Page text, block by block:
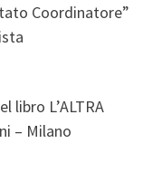
Coordinatore”
libro L’ALTRA
– Milano